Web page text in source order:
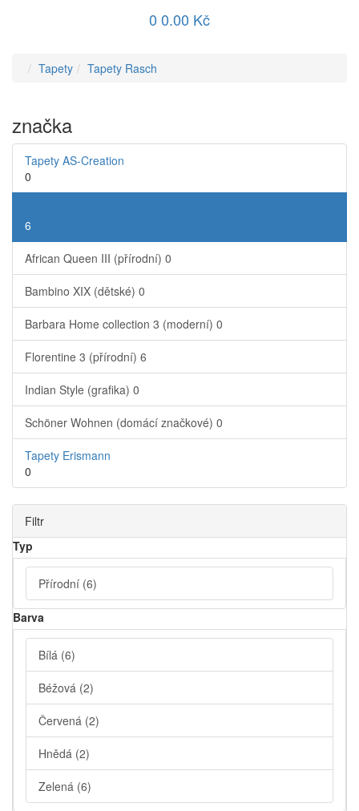
0 0.00 Kč
Tapety Tapety Rasch
značka
Tapety AS-Creation
0
6
African Queen III (přírodní) 0
Bambino XIX (dětské) 0
Barbara Home collection 3 (moderní) 0
Florentine 3 (přírodní) 6
Indian Style (grafika) 0
Schöner Wohnen (domácí značkové) 0
Tapety Erismann
0
Filtr
Typ
Přírodní (6)
Barva
Bílá (6)
Béžová (2)
Červená (2)
Hnědá (2)
Zelená (6)